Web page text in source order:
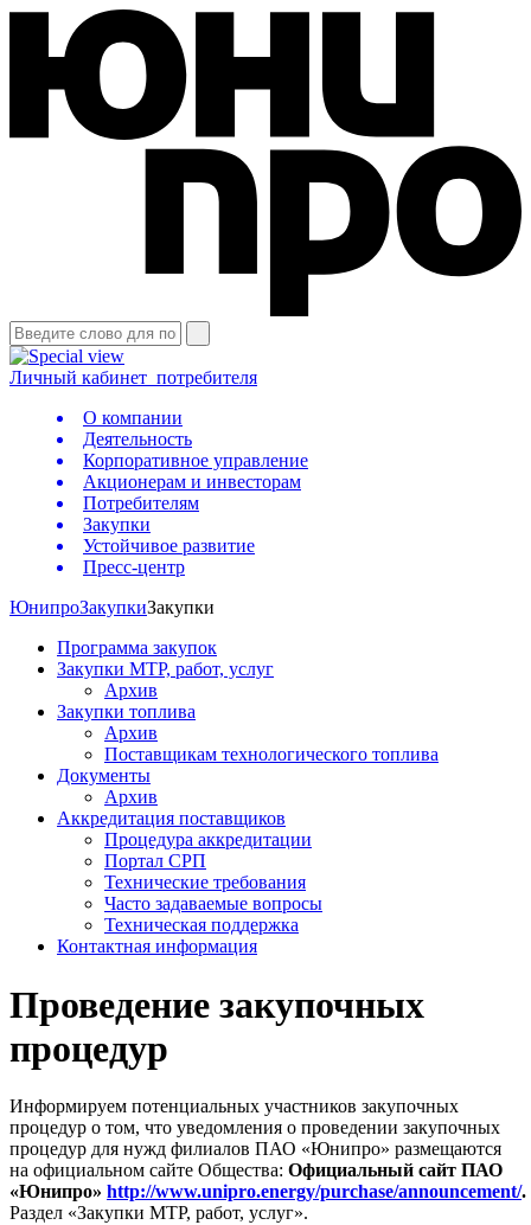
Личный кабинет потребителя
О компании
Деятельность
Корпоративное управление
Акционерам и инвесторам
Потребителям
Закупки
Устойчивое развитие
Пресс-центр
ЮнипроЗакупкиЗакупки
Программа закупок
Закупки МТР, работ, услуг
Архив
Закупки топлива
Архив
Поставщикам технологического топлива
Документы
Архив
Аккредитация поставщиков
Процедура аккредитации
Портал СРП
Технические требования
Часто задаваемые вопросы
Техническая поддержка
Контактная информация
Проведение закупочных
процедур
Информируем потенциальных участников закупочных
процедур о том, что уведомления о проведении закупочных
процедур для нужд филиалов ПАО «Юнипро» размещаются
на официальном сайте Общества: Официальный сайт ПАО
«Юнипро» http://www.unipro.energy/purchase/announcement/.
Раздел «Закупки МТР, работ, услуг».